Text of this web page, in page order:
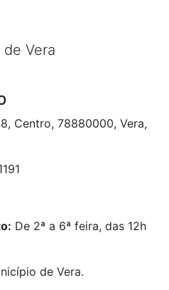
Vera
, Centro, 78880000, Vera,
De 2ª a 6ª feira, das 12h
de Vera.